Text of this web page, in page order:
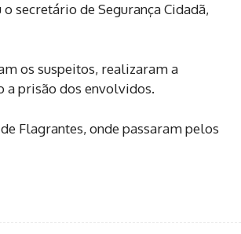
secretário de Segurança Cidadã,
os suspeitos, realizaram a
a prisão dos envolvidos.
Flagrantes, onde passaram pelos